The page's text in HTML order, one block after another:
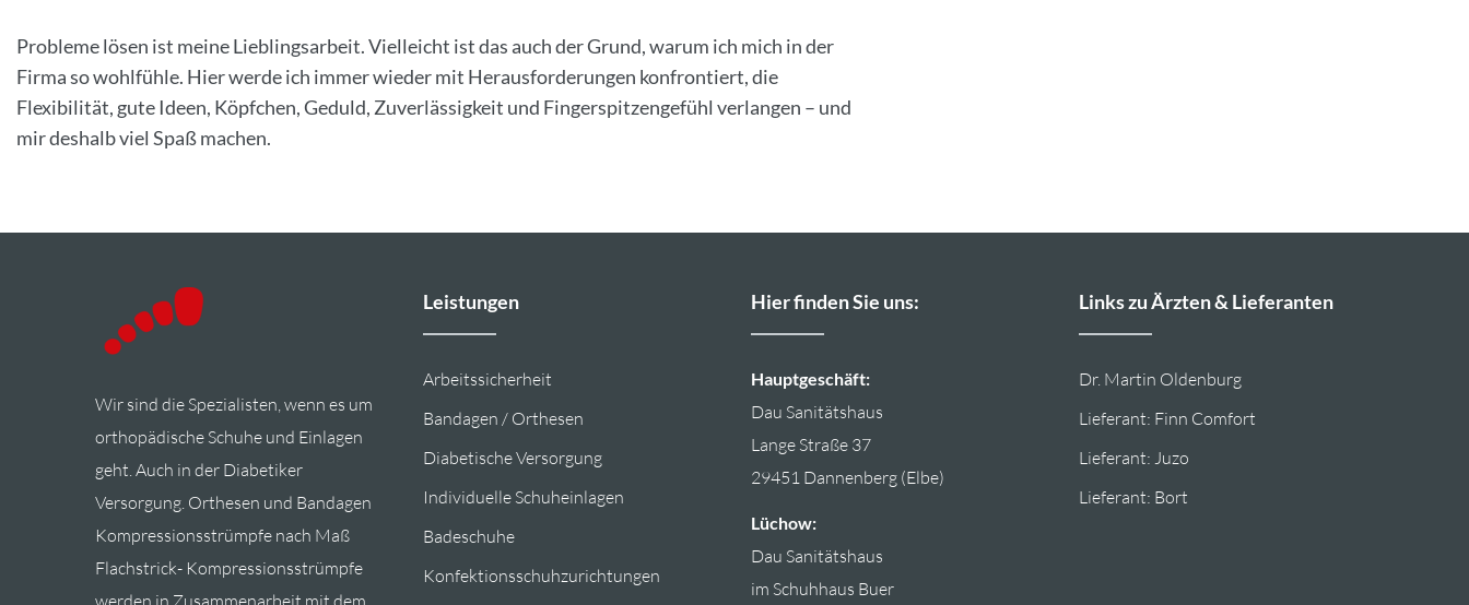
Probleme lösen ist meine Lieblingsarbeit. Vielleicht ist das auch der Grund, warum ich mich in der
Firma so wohlfühle. Hier werde ich immer wieder mit Herausforderungen konfrontiert, die
Flexibilität, gute Ideen, Köpfchen, Geduld, Zuverlässigkeit und Fingerspitzengefühl verlangen – und
mir deshalb viel Spaß machen.
Wir sind die Spezialisten, wenn es um
orthopädische Schuhe und Einlagen
geht. Auch in der Diabetiker
Versorgung. Orthesen und Bandagen
Kompressionsstrümpfe nach Maß
Flachstrick- Kompressionsstrümpfe
Leistungen
Arbeitssicherheit
Bandagen / Orthesen
Diabetische Versorgung
Individuelle Schuheinlagen
Badeschuhe
Konfektionsschuhzurichtungen
Hier finden Sie uns:
Hauptgeschäft:
Dau Sanitätshaus
Lange Straße 37
29451 Dannenberg (Elbe)
Lüchow:
Dau Sanitätshaus
im Schuhhaus Buer
Links zu Ärzten & Lieferanten
Dr. Martin Oldenburg
Lieferant: Finn Comfort
Lieferant: Juzo
Lieferant: Bort